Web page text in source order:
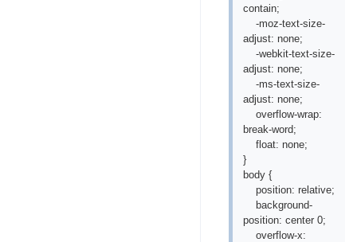
contain;
-moz-text-size-
adjust: none;
-webkit-text-size-
adjust: none;
-ms-text-size-
adjust: none;
overflow-wrap:
break-word;
float: none;
}
body {
position: relative;
background-
position: center 0;
overflow-x: